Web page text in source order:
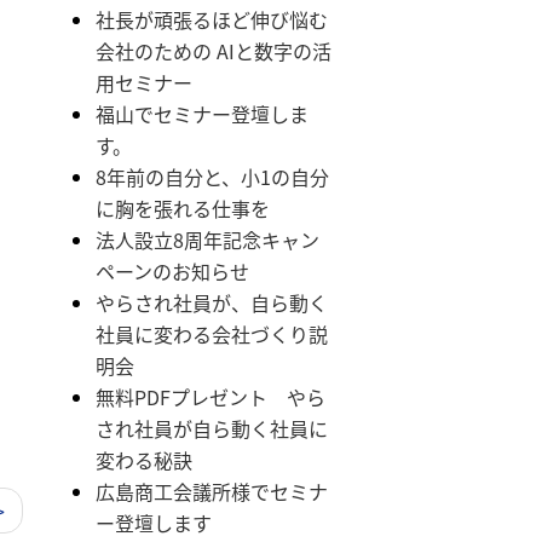
社長が頑張るほど伸び悩む
会社のための AIと数字の活
用セミナー
福山でセミナー登壇しま
す。
8年前の自分と、小1の自分
に胸を張れる仕事を
法人設立8周年記念キャン
ペーンのお知らせ
やらされ社員が、自ら動く
社員に変わる会社づくり説
明会
無料PDFプレゼント やら
され社員が自ら動く社員に
変わる秘訣
広島商工会議所様でセミナ
ー登壇します